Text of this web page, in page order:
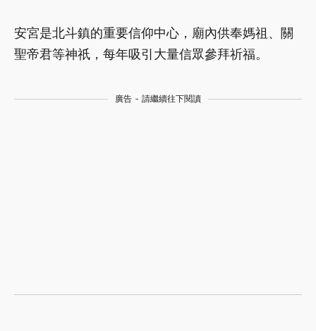
安宮是北斗鎮的重要信仰中心，廟內供奉媽祖、關
聖帝君等神祇，每年吸引大量信眾參拜祈福。
廣告 - 請繼續往下閱讀